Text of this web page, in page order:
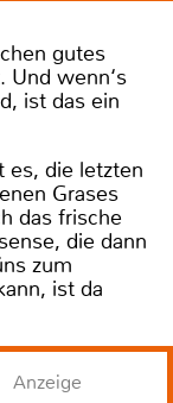
gutes
Und wenn‘s
ist das ein
es, die letzten
Grases
das frische
die dann
zum
ist da
Anzeige